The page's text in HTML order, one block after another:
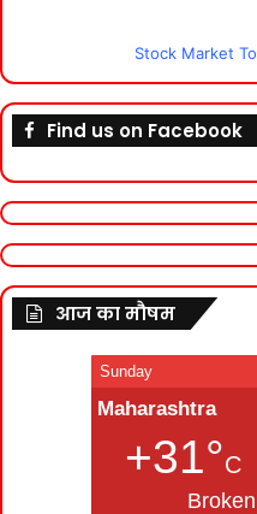
Stock Market
Find us on Facebook
आज का मौषम
Sunday
Maharashtra
+31°C